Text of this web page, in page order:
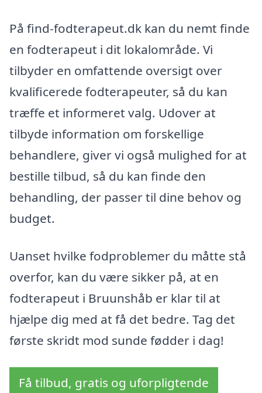
På find-fodterapeut.dk kan du nemt finde
en fodterapeut i dit lokalområde. Vi
tilbyder en omfattende oversigt over
kvalificerede fodterapeuter, så du kan
træffe et informeret valg. Udover at
tilbyde information om forskellige
behandlere, giver vi også mulighed for at
bestille tilbud, så du kan finde den
behandling, der passer til dine behov og
budget.
Uanset hvilke fodproblemer du måtte stå
overfor, kan du være sikker på, at en
fodterapeut i Bruunshåb er klar til at
hjælpe dig med at få det bedre. Tag det
første skridt mod sunde fødder i dag!
Få tilbud, gratis og uforpligtende